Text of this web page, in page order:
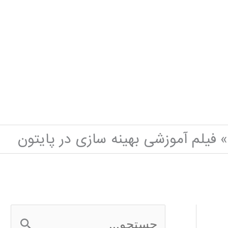
فیلم آموزشی بهینه سازی در پایتون